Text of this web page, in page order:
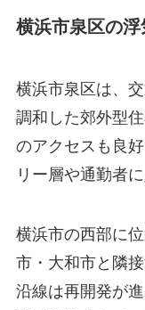
横浜市泉区の
横浜市泉区は、
調和した郊外型
のアクセスも良
リー層や通勤者
横浜市の西部に
市・大和市と隣
沿線は再開発が